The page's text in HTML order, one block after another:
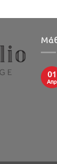
01
Απρ